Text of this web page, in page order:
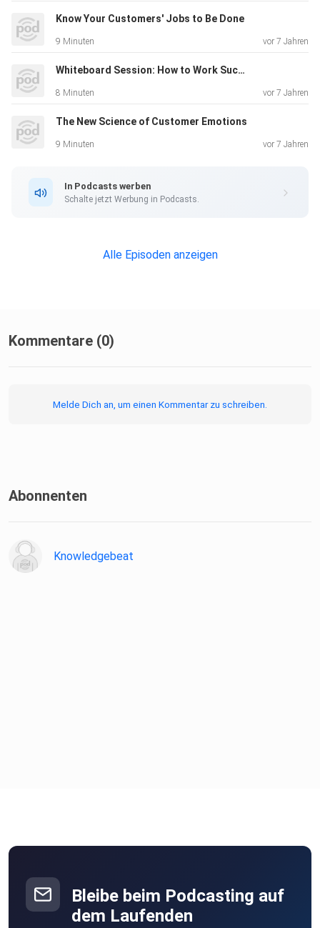
Know Your Customers' Jobs to Be Done
9 Minuten vor 7 Jahren
Whiteboard Session: How to Work Successfully Across Borders
8 Minuten vor 7 Jahren
The New Science of Customer Emotions
9 Minuten vor 7 Jahren
In Podcasts werben
Schalte jetzt Werbung in Podcasts.
Alle Episoden anzeigen
Kommentare (0)
Melde Dich an, um einen Kommentar zu schreiben.
Abonnenten
Knowledgebeat
Bleibe beim Podcasting auf
dem Laufenden